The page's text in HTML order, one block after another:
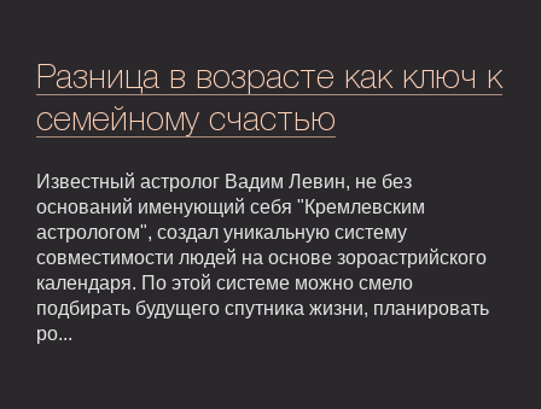
Разница в возрасте как ключ к
семейному счастью
Известный астролог Вадим Левин, не без
оснований именующий себя "Кремлевским
астрологом", создал уникальную систему
совместимости людей на основе зороастрийского
календаря. По этой системе можно смело
подбирать будущего спутника жизни, планировать
ро...